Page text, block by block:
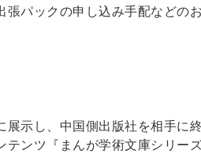
張パックの申し込み手配などの
展示し、中国側出版社を相手に
テンツ『まんが学術文庫シリ